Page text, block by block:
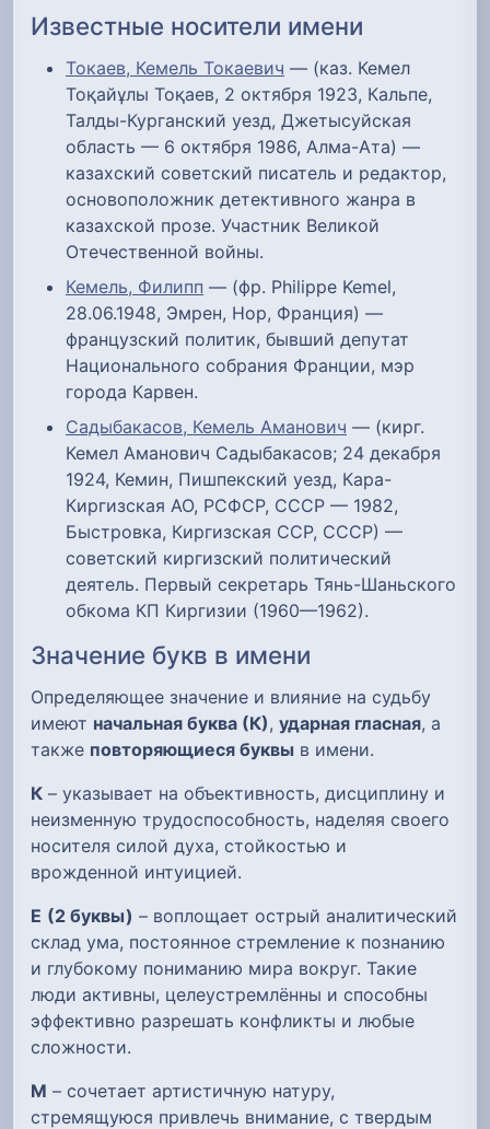
Известные носители имени
Токаев, Кемель Токаевич — (каз. Кемел
Тоқайұлы Тоқаев, 2 октября 1923, Кальпе,
Талды-Курганский уезд, Джетысуйская
область — 6 октября 1986, Алма-Ата) —
казахский советский писатель и редактор,
основоположник детективного жанра в
казахской прозе. Участник Великой
Отечественной войны.
Кемель, Филипп — (фр. Philippe Kemel,
28.06.1948, Эмрен, Нор, Франция) —
французский политик, бывший депутат
Национального собрания Франции, мэр
города Карвен.
Садыбакасов, Кемель Аманович — (кирг.
Кемел Аманович Садыбакасов; 24 декабря
1924, Кемин, Пишпекский уезд, Кара-
Киргизская АО, РСФСР, СССР — 1982,
Быстровка, Киргизская ССР, СССР) —
советский киргизский политический
деятель. Первый секретарь Тянь-Шаньского
обкома КП Киргизии (1960—1962).
Значение букв в имени
Определяющее значение и влияние на судьбу
имеют начальная буква (К), ударная гласная, а
также повторяющиеся буквы в имени.
К – указывает на объективность, дисциплину и
неизменную трудоспособность, наделяя своего
носителя силой духа, стойкостью и
врожденной интуицией.
Е (2 буквы) – воплощает острый аналитический
склад ума, постоянное стремление к познанию
и глубокому пониманию мира вокруг. Такие
люди активны, целеустремлённы и способны
эффективно разрешать конфликты и любые
сложности.
М – сочетает артистичную натуру,
стремящуюся привлечь внимание, с твердым